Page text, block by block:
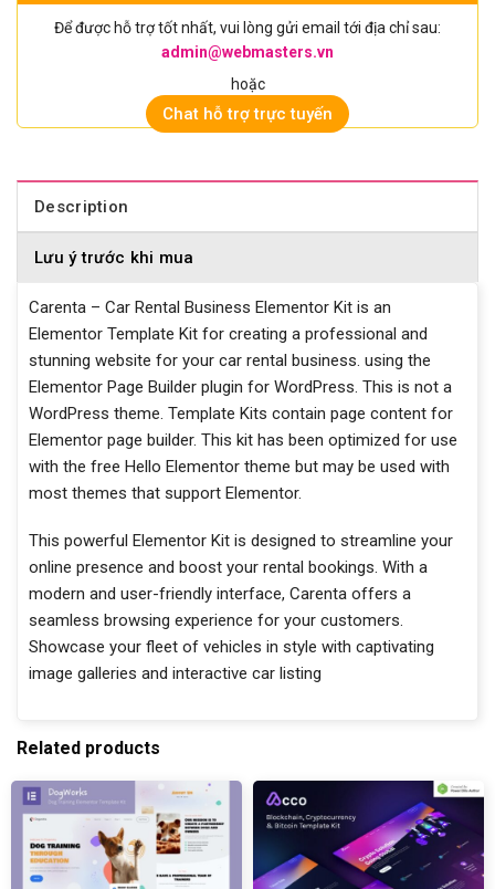
Để được hỗ trợ tốt nhất, vui lòng gửi email tới địa chỉ sau:
admin@webmasters.vn
hoặc
Chat hỗ trợ trực tuyến
Description
Lưu ý trước khi mua
Carenta – Car Rental Business Elementor Kit is an
Elementor Template Kit for creating a professional and
stunning website for your car rental business. using the
Elementor Page Builder plugin for WordPress. This is not a
WordPress theme. Template Kits contain page content for
Elementor page builder. This kit has been optimized for use
with the free Hello Elementor theme but may be used with
most themes that support Elementor.
This powerful Elementor Kit is designed to streamline your
online presence and boost your rental bookings. With a
modern and user-friendly interface, Carenta offers a
seamless browsing experience for your customers.
Showcase your fleet of vehicles in style with captivating
image galleries and interactive car listing
Related products